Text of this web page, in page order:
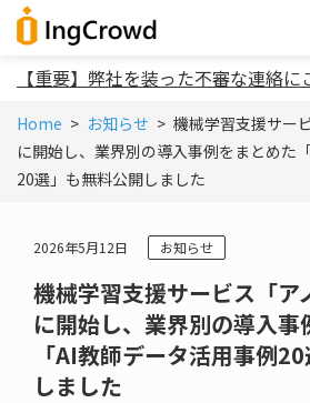
【重要】弊社を装った不審な連絡
Home お知らせ
機械学習支援サー
に開始し、業界別の導入事例をまとめた
20選」も無料公開しました
2026年5月12日 お知らせ
機械学習支援サービス「ア
に開始し、業界別の導入事
「AI教師データ活用事例
しました